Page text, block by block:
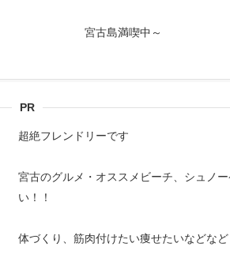
宮古島満喫中～
PR
超絶フレンドリーです
宮古のグルメ・オススメビーチ、シュノ
い！！
体づくり、筋肉付けたい痩せたいなどなど